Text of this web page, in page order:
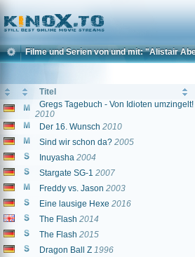
Home
Filme und Serien von und mit: "Alistair
Titel
Gregs Tagebuch - Von Idioten umzingelt!
2010
Der 16. Wunsch 2010
Sind wir schon da? 2005
Inuyasha 2004
Stargate SG-1 2007
Freddy vs. Jason 2003
Eine lausige Hexe 2016
The Flash 2014
The Flash 2015
Dragon Ball Z 1996